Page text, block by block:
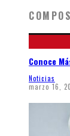
Conoce
Noticias
marzo 16,